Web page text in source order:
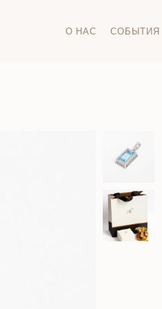
О НАС СОБЫТИЯ